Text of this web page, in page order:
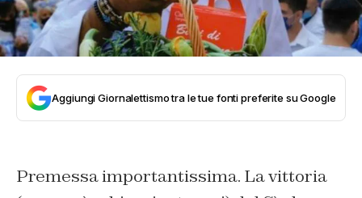
Aggiungi Giornalettismo tra le tue fonti preferite su Google
Premessa importantissima. La vittoria